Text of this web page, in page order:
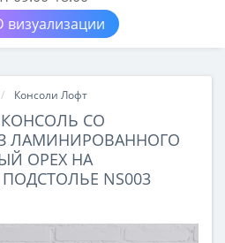
визуализации
Консоли Лофт
СО
ЛАМИНИРОВАННОГО
ОРЕХ НА
NS003